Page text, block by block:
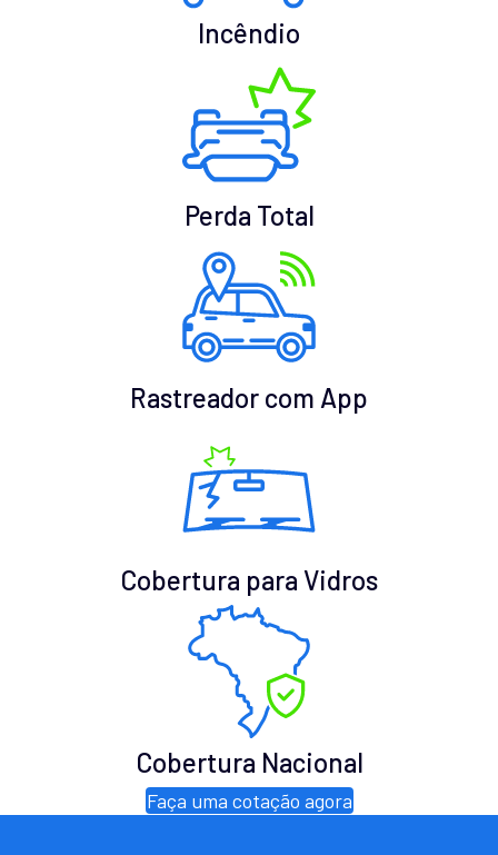
Incêndio
Perda Total
Rastreador com App
Cobertura para Vidros
Cobertura Nacional
Faça uma cotação agora